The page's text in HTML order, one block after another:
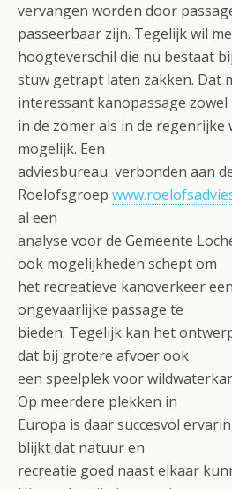
vervangen worden door
passeerbaar zijn. Tegelijk wil
hoogteverschil die nu bestaat
stuw getrapt laten zakken. Dat
interessant kanopassage zowel
in de zomer als in de
mogelijk. Een
adviesbureau verbonden aan
Roelofsgroep
al een
analyse voor de Gemeente
ook mogelijkheden schept om
het recreatieve kanoverkeer
ongevaarlijke passage te
bieden. Tegelijk kan het
dat bij grotere afvoer ook
een speelplek voor
Op meerdere plekken in
Europa is daar succesvol
blijkt dat natuur en
recreatie goed naast elkaar